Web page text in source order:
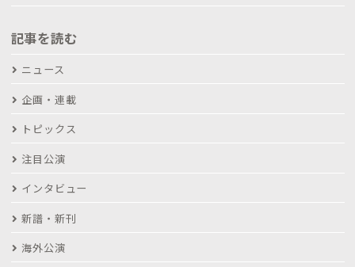
記事を読む
ニュース
企画・連載
トピックス
注目公演
インタビュー
新譜・新刊
海外公演